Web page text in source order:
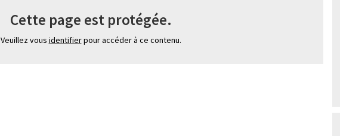
Cette page est protégée.
Veuillez vous identifierpour accéder à ce contenu.